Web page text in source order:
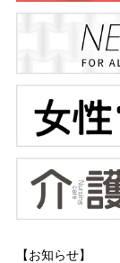
【お知らせ】